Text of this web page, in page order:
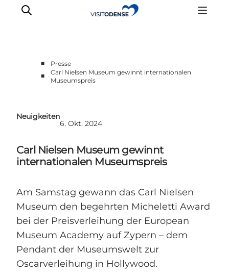
■
Presse
■
Carl Nielsen Museum gewinnt internationalen
Museumspreis
Neuigkeiten
6. Okt. 2024
Carl Nielsen Museum gewinnt
internationalen Museumspreis
Am Samstag gewann das Carl Nielsen
Museum den begehrten Micheletti Award
bei der Preisverleihung der European
Museum Academy auf Zypern – dem
Pendant der Museumswelt zur
Oscarverleihung in Hollywood.